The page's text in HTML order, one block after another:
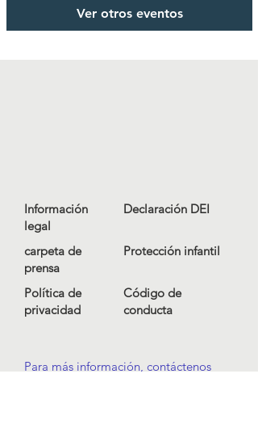
Ver otros eventos
Información
legal
carpeta de
prensa
Política de
privacidad
Declaración DEI
Protección infantil
Código de
conducta
Para más información, contáctenos